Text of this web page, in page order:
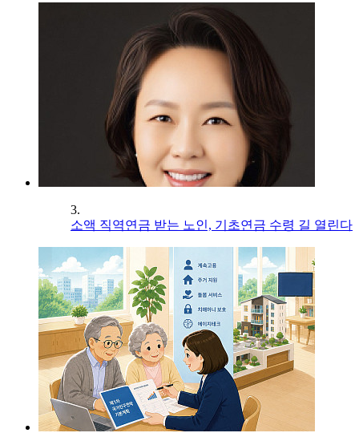
3.
소액 직역연금 받는 노인, 기초연금 수령 길 열린다